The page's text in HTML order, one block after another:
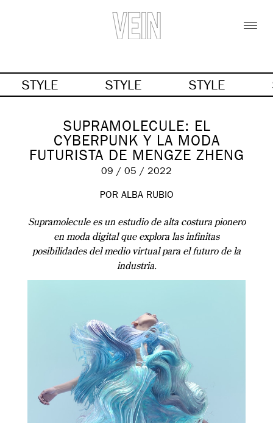
STYLE STYLE STYLE
SUPRAMOLECULE: EL
CYBERPUNK Y LA MODA
FUTURISTA DE MENGZE ZHENG
09 / 05 / 2022
POR ALBA RUBIO
Supramolecule es un estudio de alta costura pionero
en moda digital que explora las infinitas
posibilidades del medio virtual para el futuro de la
industria.